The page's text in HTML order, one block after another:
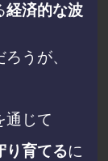
経済的な波
うが、
通じて
り育てるに